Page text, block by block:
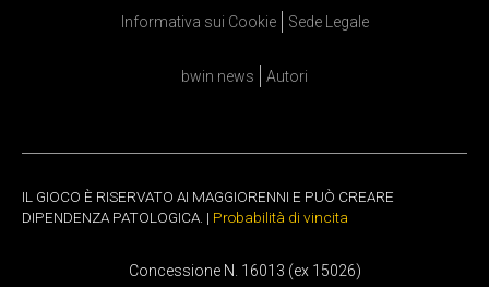
Informativa sui Cookie
Sede Legale
bwin news Autori
IL GIOCO È RISERVATO AI MAGGIORENNI E PUÒ CREARE
DIPENDENZA PATOLOGICA. | Probabilità di vincita
Concessione N. 16013 (ex 15026)